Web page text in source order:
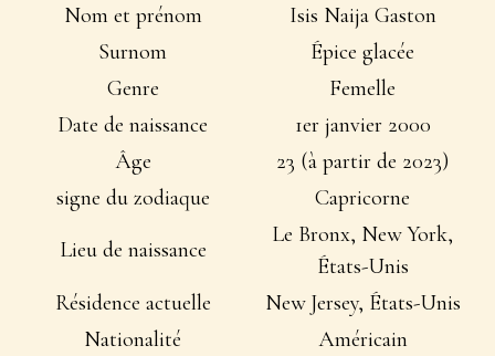
Nom et prénom
Isis Naija Gaston
Surnom
Épice glacée
Genre
Femelle
Date de naissance
1er janvier 2000
Âge
23 (à partir de 2023)
signe du zodiaque
Capricorne
Lieu de naissance
Le Bronx, New York,
États-Unis
Résidence actuelle
New Jersey, États-Unis
Nationalité
Américain